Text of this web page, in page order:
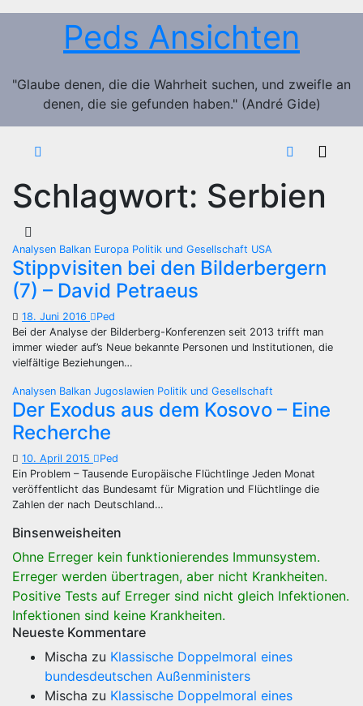
Zum
Peds Ansichten
"Glaube denen, die die Wahrheit suchen, und zweifle an
denen, die sie gefunden haben." (André Gide)
Schlagwort: Serbien
Analysen Balkan Europa Politik und Gesellschaft USA
Stippvisiten bei den Bilderbergern
(7) – David Petraeus
18. Juni 2016
Ped
Bei der Analyse der Bilderberg-Konferenzen seit 2013 trifft man
immer wieder auf’s Neue bekannte Personen und Institutionen, die
vielfältige Beziehungen…
Analysen Balkan Jugoslawien Politik und Gesellschaft
Der Exodus aus dem Kosovo – Eine
Recherche
10. April 2015
Ped
Ein Problem – Tausende Europäische Flüchtlinge Jeden Monat
veröffentlicht das Bundesamt für Migration und Flüchtlinge die
Zahlen der nach Deutschland…
Binsenweisheiten
Ohne Erreger kein funktionierendes Immunsystem.
Erreger werden übertragen, aber nicht Krankheiten.
Positive Tests auf Erreger sind nicht gleich Infektionen.
Infektionen sind keine Krankheiten.
Neueste Kommentare
Mischa zu Klassische Doppelmoral eines
bundesdeutschen Außenministers
Mischa zu Klassische Doppelmoral eines